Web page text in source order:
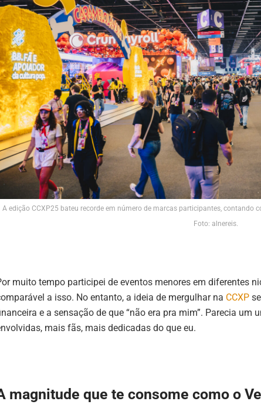
A edição CCXP25 bateu recorde em número de marcas participantes, contando
Foto: alnereis.
muito tempo participei de eventos menores em diferentes
a isso. No entanto, a ideia de mergulhar na CCXP
e a sensação de que “não era pra mim”. Parecia
mais fãs, mais dedicadas do que eu.
magnitude que te consome como o